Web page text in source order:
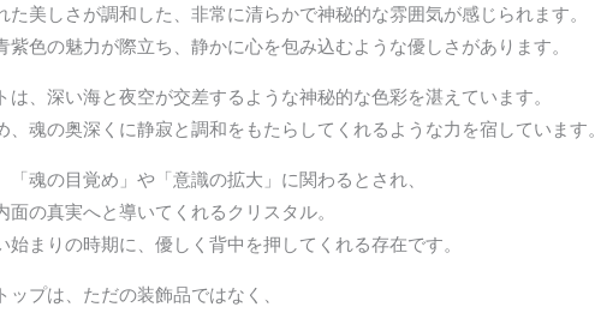
た美しさが調和した、非常に清らかで神秘的な雰囲気が感じられます。
紫色の魅力が際立ち、静かに心を包み込むような優しさがあります。
は、深い海と夜空が交差するような神秘的な色彩を湛えています。
、魂の奥深くに静寂と調和をもたらしてくれるような力を宿しています。
「魂の目覚め」や「意識の拡大」に関わるとされ、
の真実へと導いてくれるクリスタル。
始まりの時期に、優しく背中を押してくれる存在です。
ップは、ただの装飾品ではなく、